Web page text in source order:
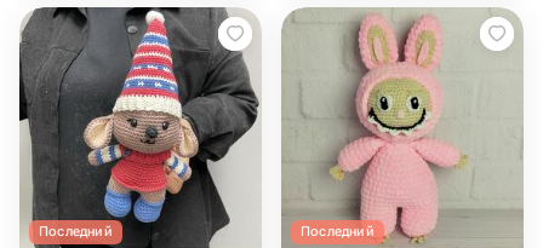
Последний Последний